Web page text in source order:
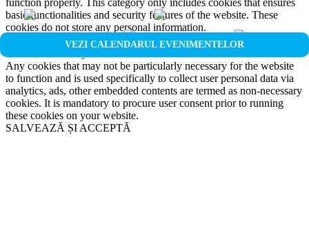
VEZI CALENDARUL EVENIMENTELOR
function properly. This category only includes cookies that ensures
basic functionalities and security features of the website. These
cookies do not store any personal information.
Non-necessary
Any cookies that may not be particularly necessary for the website
to function and is used specifically to collect user personal data via
analytics, ads, other embedded contents are termed as non-necessary
cookies. It is mandatory to procure user consent prior to running
these cookies on your website.
SALVEAZĂ ȘI ACCEPTĂ